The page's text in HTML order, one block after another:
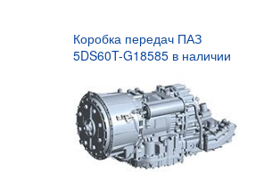
Коробка передач ПАЗ
5DS60T-G18585 в наличии